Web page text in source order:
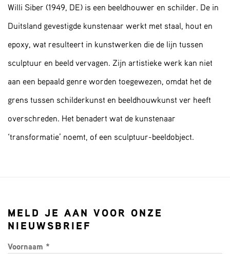
Willi Siber (1949, DE) is een beeldhouwer en schilder. De in
Duitsland gevestigde kunstenaar werkt met staal, hout en
epoxy, wat resulteert in kunstwerken die de lijn tussen
sculptuur en beeld vervagen. Zijn artistieke werk kan niet
aan een bepaald genre worden toegewezen, omdat het de
grens tussen schilderkunst en beeldhouwkunst ver heeft
overschreden. Het benadert wat de kunstenaar
‘transformatie’ noemt, of een sculptuur-beeldobject.
MELD JE AAN VOOR ONZE
NIEUWSBRIEF
Voornaam *